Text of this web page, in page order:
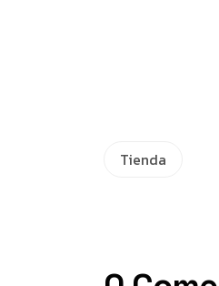
Tienda